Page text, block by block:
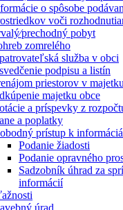
o spôsobe
voči
pobyt
zomrelého
služba v obci
podpisu a listín
priestorov v
majetku obce
a príspevky z
a poplatky
prístup k
Podanie žiadosti
Podanie opravného
Sadzobník úhrad za
informácií
úrad